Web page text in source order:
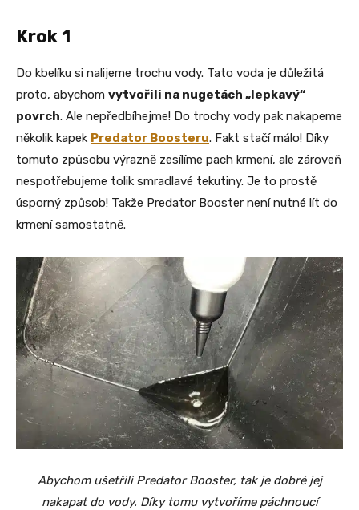
Krok 1
Do kbelíku si nalijeme trochu vody. Tato voda je důležitá
proto, abychom vytvořili na nugetách „lepkavý“
povrch. Ale nepředbíhejme! Do trochy vody pak nakapeme
několik kapek Predator Boosteru. Fakt stačí málo! Díky
tomuto způsobu výrazně zesílíme pach krmení, ale zároveň
nespotřebujeme tolik smradlavé tekutiny. Je to prostě
úsporný způsob! Takže Predator Booster není nutné lít do
krmení samostatně.
Abychom ušetřili Predator Booster, tak je dobré jej
nakapat do vody. Díky tomu vytvoříme páchnoucí